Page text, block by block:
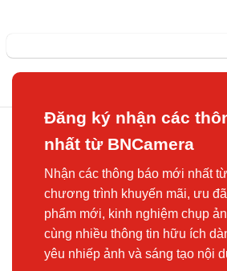
Đăng ký nhận các
nhất từ BNCamera
Nhận các thông báo mới nhất
chương trình khuyến mãi, ưu
phẩm mới, kinh nghiệm chụp
cùng nhiều thông tin hữu ích
yêu nhiếp ảnh và sáng tạo nội